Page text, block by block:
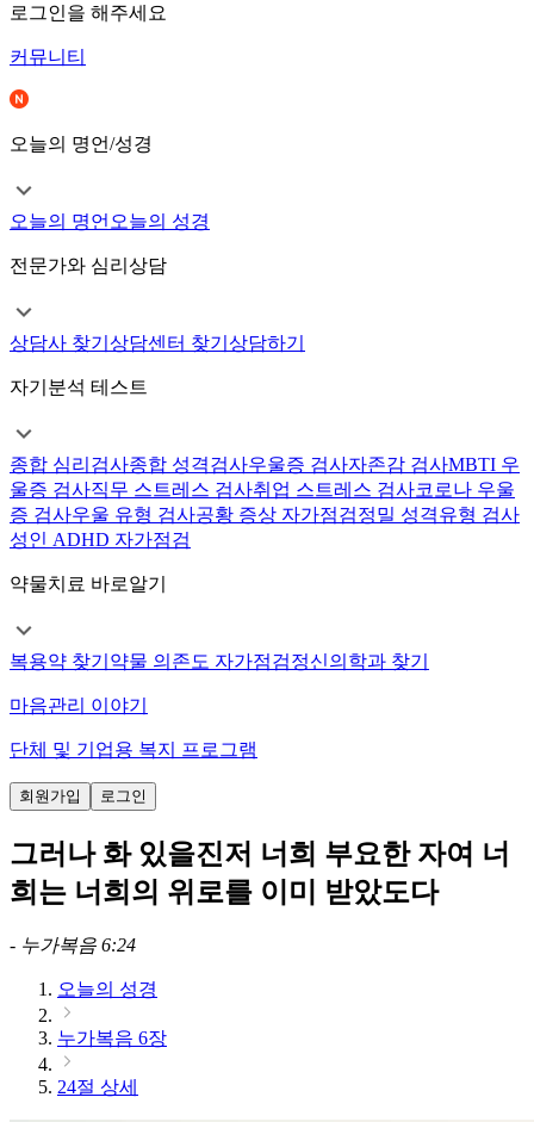
로그인을 해주세요
커뮤니티
오늘의 명언/성경
오늘의 명언 오늘의 성경
전문가와 심리상담
상담사 찾기 상담센터 찾기 상담하기
자기분석 테스트
종합 심리검사종합 성격검사우울증 검사자존감 검사MBTI 우
울증 검사직무 스트레스 검사취업 스트레스 검사코로나 우울
증 검사우울 유형 검사공황 증상 자가점검정밀 성격유형 검사
성인 ADHD 자가점검
약물치료 바로알기
복용약 찾기 약물 의존도 자가점검정신의학과 찾기
마음관리 이야기
단체 및 기업용 복지 프로그램
회원가입 로그인
그러나 화 있을진저 너희 부요한 자여 너
희는 너희의 위로를 이미 받았도다
- 누가복음 6:24
오늘의 성경
누가복음 6장
24절 상세